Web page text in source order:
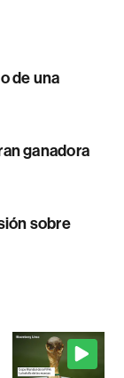
de una
ganadora
sobre